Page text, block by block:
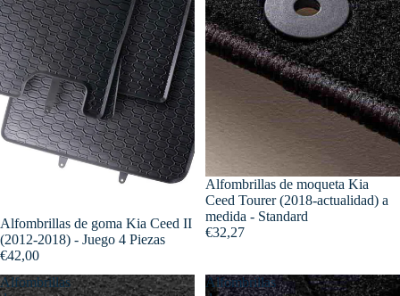
Alfombrillas de goma Kia Ceed II
(2012-2018) - Juego 4 Piezas
€42,00
Alfombrillas de moqueta Kia
Ceed Tourer (2018-actualidad) a
medida - Standard
€32,27
Alfombrillas
Alfombrillas